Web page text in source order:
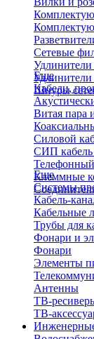
Сетевые
Шнуры
Еще
Кабели,
Витая пара
Силовой
СИП
Клеммные
Еще
Системы
Кабель-
Кабельные
Трубы для
Фонари и
Фонари
Элементы
Антенны
ТВ-
ТВ-